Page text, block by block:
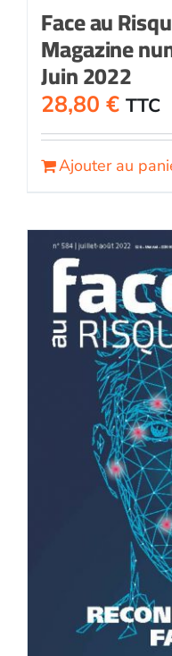
Face au
Magazine
Juin 2022
28,80 € TTC
Ajouter au